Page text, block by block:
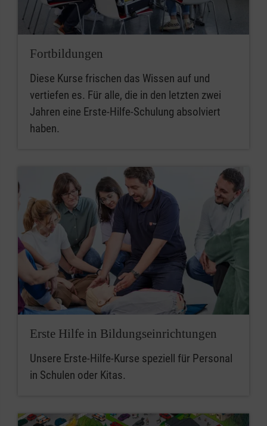
Fortbildungen
Diese Kurse frischen das Wissen auf und
vertiefen es. Für alle, die in den letzten zwei
Jahren eine Erste-Hilfe-Schulung absolviert
haben.
Erste Hilfe in Bildungseinrichtungen
Unsere Erste-Hilfe-Kurse speziell für Personal
in Schulen oder Kitas.